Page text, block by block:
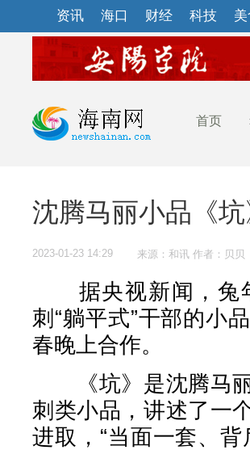
资讯 海口 财经 科技
首页
沈腾马丽小品《
2023-01-23 14:29 来源：和讯 作者：贝贝
据央视新闻，兔
刺“躺平式”干部的小
春晚上合作。
《坑》是沈腾马丽
刺类小品，讲述了一
进取，“当面一套、